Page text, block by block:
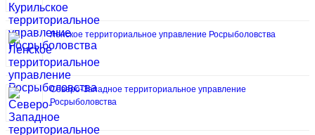
Ленское территориальное управление Росрыболовства
Северо-Западное территориальное управление
Росрыболовства